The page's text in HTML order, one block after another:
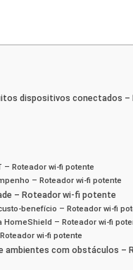
dispositivos conectados
Roteador wi-fi potente
– Roteador wi-fi potente
– Roteador wi-fi potente
– Roteador wi-fi
HomeShield – Roteador wi-fi
wi-fi potente
ambientes com obstáculos